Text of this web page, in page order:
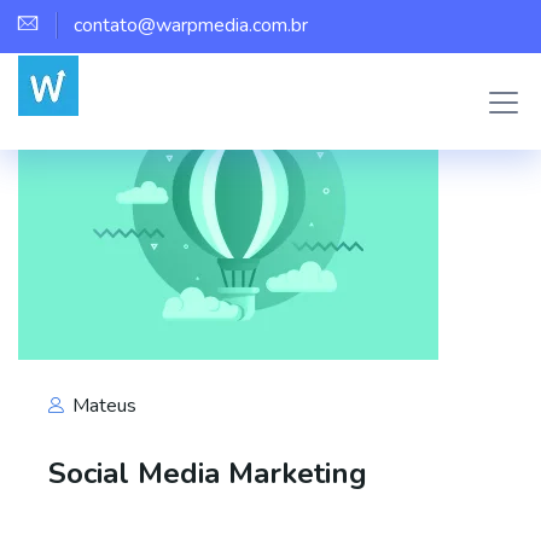
contato@warpmedia.com.br
Mateus
Social Media Marketing